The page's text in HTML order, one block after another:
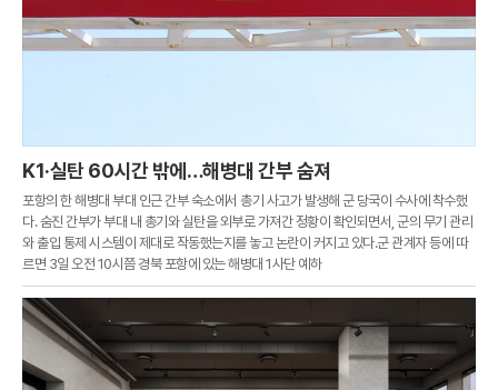
K1·실탄 60시간 밖에…해병대 간부 숨져
포항의 한 해병대 부대 인근 간부 숙소에서 총기 사고가 발생해 군 당국이 수사에 착수했
다. 숨진 간부가 부대 내 총기와 실탄을 외부로 가져간 정황이 확인되면서, 군의 무기 관리
와 출입 통제 시스템이 제대로 작동했는지를 놓고 논란이 커지고 있다.군 관계자 등에 따
르면 3일 오전 10시쯤 경북 포항에 있는 해병대 1사단 예하